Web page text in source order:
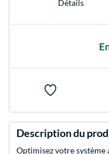
Détails
Description du
Optimisez votre système